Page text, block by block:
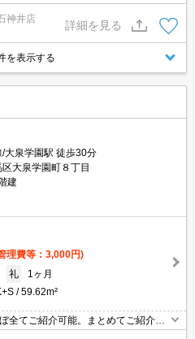
スタッフが丁寧にご対応させていた
で見学・接客可能です！お気軽にお
神井店
詳細を見る
を表示する
大泉学園駅 徒歩30分
大泉学園町８丁目
建
理費等：3,000円)
礼
1ヶ月
59.62m²
全てご紹介可能。まとめてご紹介致
さい。お部屋探しは情報量地域ナン